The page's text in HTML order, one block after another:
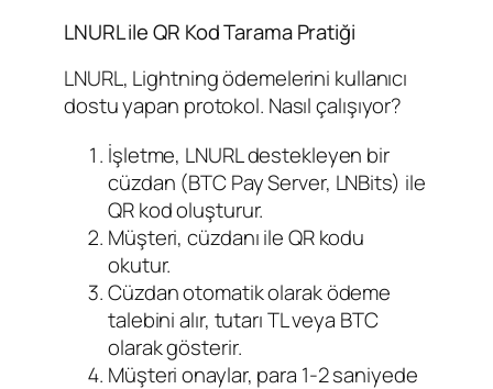
LNURL ile QR Kod Tarama Pratiği
LNURL, Lightning ödemelerini kullanıcı
dostu yapan protokol. Nasıl çalışıyor?
İşletme, LNURL destekleyen bir
cüzdan (BTC Pay Server, LNBits) ile
QR kod oluşturur.
Müşteri, cüzdanı ile QR kodu
okutur.
Cüzdan otomatik olarak ödeme
talebini alır, tutarı TL veya BTC
olarak gösterir.
Müşteri onaylar, para 1-2 saniyede